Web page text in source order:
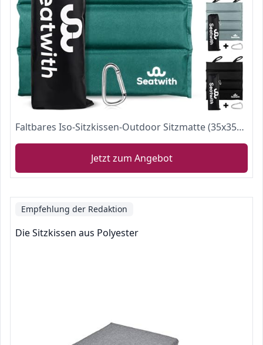
Faltbares Iso-Sitzkissen-Outdoor Sitzmatte (35x35cm) mit Tragetasche + Karabinerhacken für idiale Befestigung am Rucksack maximaler Schutz vor Kälte Nässe Schmutz GRÜN
Jetzt zum Angebot
Empfehlung der Redaktion
Die Sitzkissen aus Polyester